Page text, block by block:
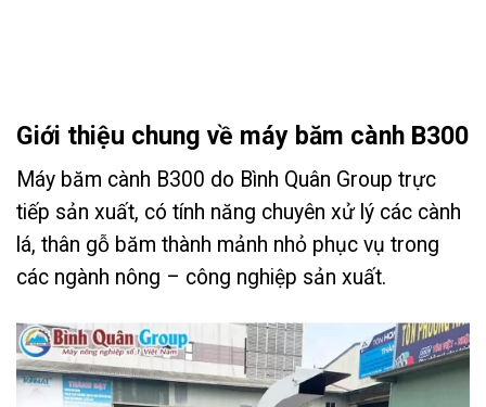
Giới thiệu chung về máy băm cành B300
Máy băm cành B300 do Bình Quân Group trực
tiếp sản xuất, có tính năng chuyên xử lý các cành
lá, thân gỗ băm thành mảnh nhỏ phục vụ trong
các ngành nông – công nghiệp sản xuất.